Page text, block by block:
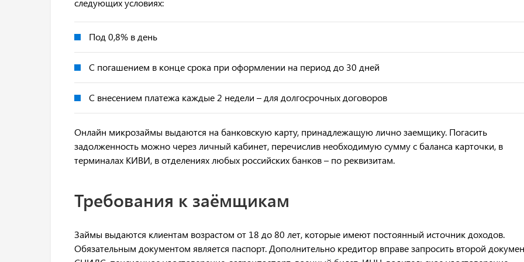
следующих условиях:
Под 0,8% в день
С погашением в конце срока при оформлении на период до 30 дней
С внесением платежа каждые 2 недели – для долгосрочных договоров
Онлайн микрозаймы выдаются на банковскую карту, принадлежащую лично заемщику. Погасить
задолженность можно через личный кабинет, перечислив необходимую сумму с баланса карточки, в
терминалах КИВИ, в отделениях любых российских банков – по реквизитам.
Требования к заёмщикам
Займы выдаются клиентам возрастом от 18 до 80 лет, которые имеют постоянный источник доходов.
Обязательным документом является паспорт. Дополнительно кредитор вправе запросить второй